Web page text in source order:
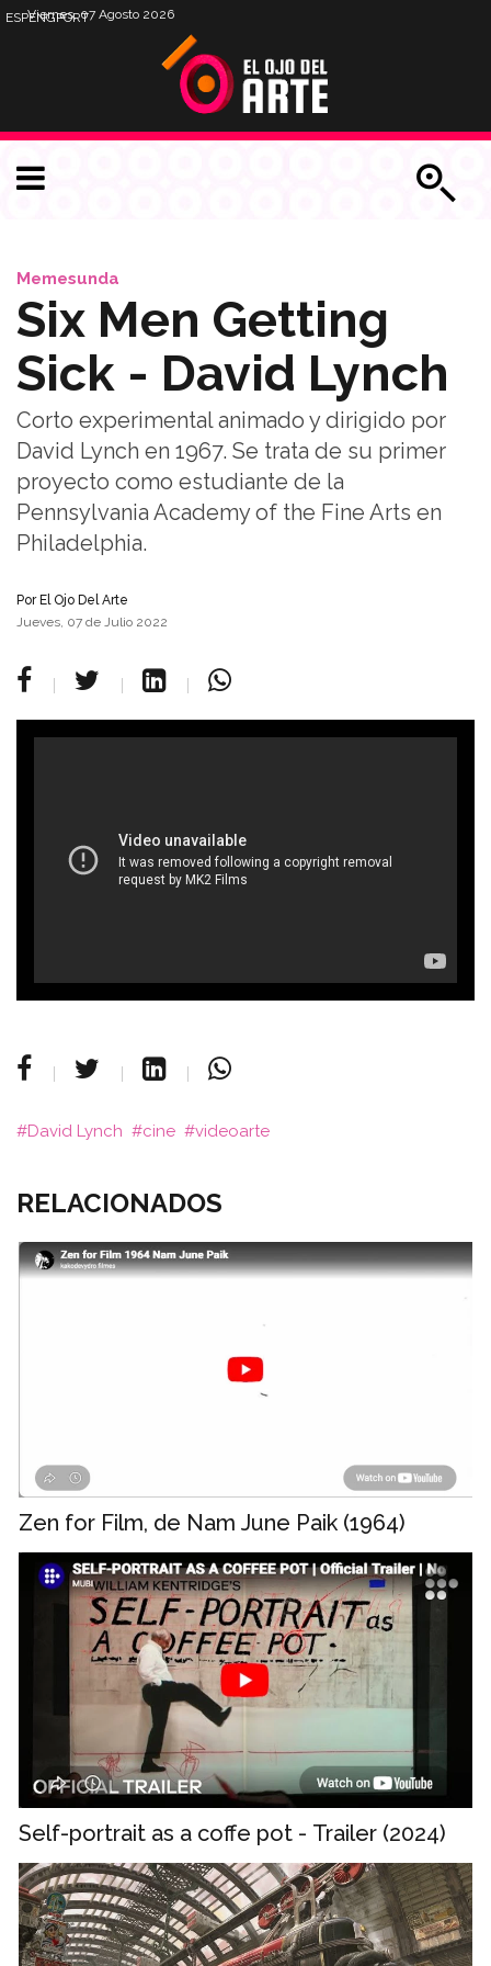
Viernes, 07 Agosto 2026
ESPENGPORT
Memesunda
Six Men Getting
Sick - David Lynch
Corto experimental animado y dirigido por
David Lynch en 1967. Se trata de su primer
proyecto como estudiante de la
Pennsylvania Academy of the Fine Arts en
Philadelphia.
Por El Ojo Del Arte
Jueves, 07 de Julio 2022
David Lynch cine videoarte
RELACIONADOS
Zen for Film, de Nam June Paik (1964)
Self-portrait as a coffe pot - Trailer (2024)